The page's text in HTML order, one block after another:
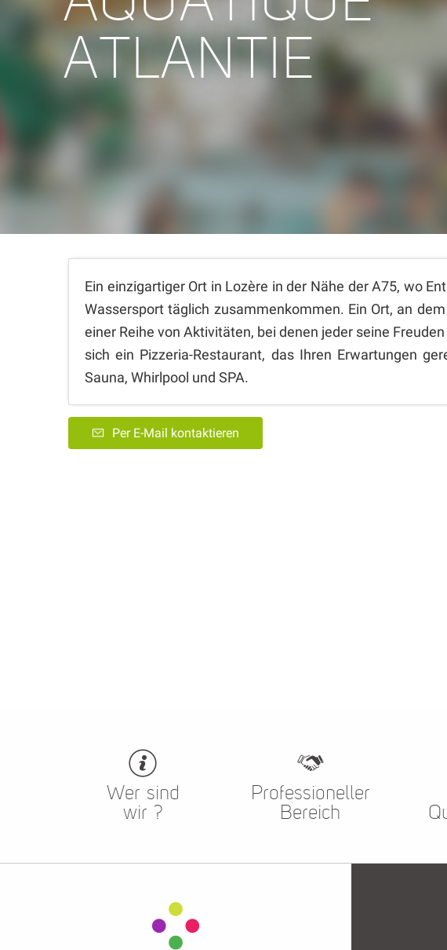
ATLANTIE
Ein einzigartiger Ort in Lozère in der Nähe der A75, wo
Wassersport täglich zusammenkommen. Ein Ort, an
einer Reihe von Aktivitäten, bei denen jeder seine
sich ein Pizzeria-Restaurant, das Ihren Erwartungen
Sauna, Whirlpool und SPA.
Per E-Mail kontaktieren
Wer sind
wir ?
Professioneller
Bereich